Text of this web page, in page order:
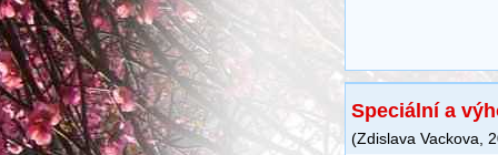
Speciální a
(Zdislava Vackova